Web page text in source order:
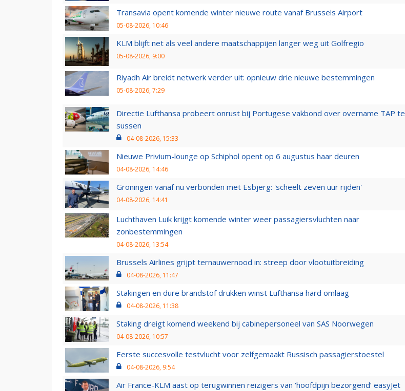
Transavia opent komende winter nieuwe route vanaf Brussels Airport
05-08-2026, 10:46
KLM blijft net als veel andere maatschappijen langer weg uit Golfregio
05-08-2026, 9:00
Riyadh Air breidt netwerk verder uit: opnieuw drie nieuwe bestemmingen
05-08-2026, 7:29
Directie Lufthansa probeert onrust bij Portugese vakbond over overname TAP te
sussen
04-08-2026, 15:33
Nieuwe Privium-lounge op Schiphol opent op 6 augustus haar deuren
04-08-2026, 14:46
Groningen vanaf nu verbonden met Esbjerg: 'scheelt zeven uur rijden'
04-08-2026, 14:41
Luchthaven Luik krijgt komende winter weer passagiersvluchten naar
zonbestemmingen
04-08-2026, 13:54
Brussels Airlines grijpt ternauwernood in: streep door vlootuitbreiding
04-08-2026, 11:47
Stakingen en dure brandstof drukken winst Lufthansa hard omlaag
04-08-2026, 11:38
Staking dreigt komend weekend bij cabinepersoneel van SAS Noorwegen
04-08-2026, 10:57
Eerste succesvolle testvlucht voor zelfgemaakt Russisch passagierstoestel
04-08-2026, 9:54
Air France-KLM aast op terugwinnen reizigers van ‘hoofdpijn bezorgend’ easyJet